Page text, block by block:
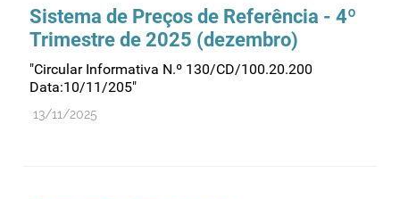
Sistema de Preços de Referência - 4º
Trimestre de 2025 (dezembro)
"Circular Informativa N.º 130/CD/100.20.200
Data:10/11/205"
13/11/2025